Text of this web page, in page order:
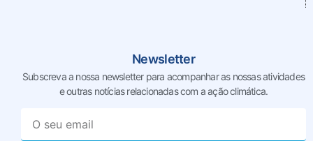
Newsletter
Subscreva a nossa newsletter para acompanhar as nossasatividades
e outras notícias relacionadas com a ação climática.